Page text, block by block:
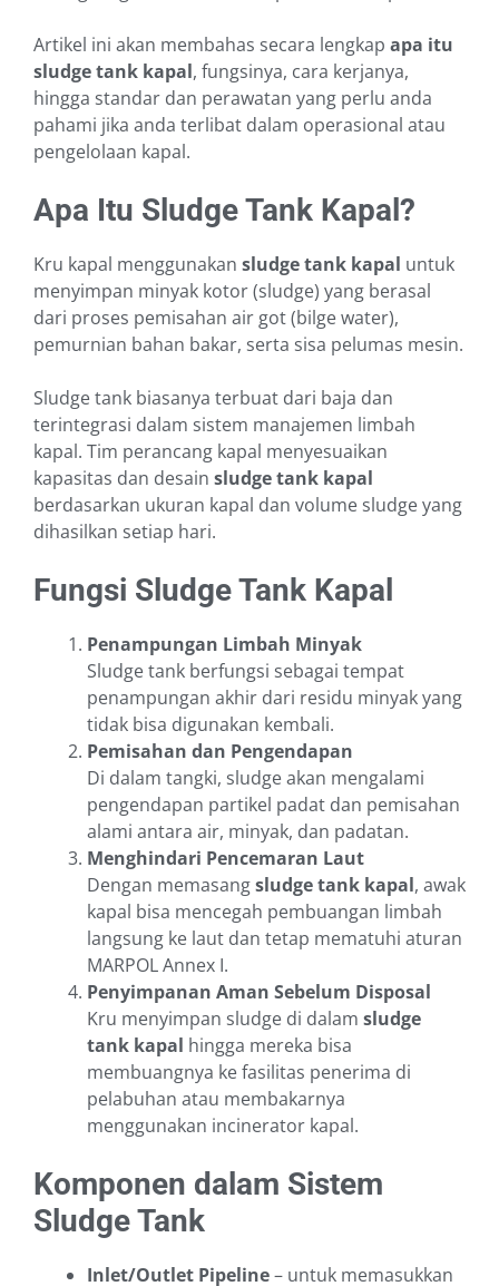
Artikel ini akan membahas secara lengkap apa itu
sludge tank kapal, fungsinya, cara kerjanya,
hingga standar dan perawatan yang perlu anda
pahami jika anda terlibat dalam operasional atau
pengelolaan kapal.
Apa Itu Sludge Tank Kapal?
Kru kapal menggunakan sludge tank kapal untuk
menyimpan minyak kotor (sludge) yang berasal
dari proses pemisahan air got (bilge water),
pemurnian bahan bakar, serta sisa pelumas mesin.
Sludge tank biasanya terbuat dari baja dan
terintegrasi dalam sistem manajemen limbah
kapal. Tim perancang kapal menyesuaikan
kapasitas dan desain sludge tank kapal
berdasarkan ukuran kapal dan volume sludge yang
dihasilkan setiap hari.
Fungsi Sludge Tank Kapal
Penampungan Limbah Minyak
Sludge tank berfungsi sebagai tempat
penampungan akhir dari residu minyak yang
tidak bisa digunakan kembali.
Pemisahan dan Pengendapan
Di dalam tangki, sludge akan mengalami
pengendapan partikel padat dan pemisahan
alami antara air, minyak, dan padatan.
Menghindari Pencemaran Laut
Dengan memasangsludge tank kapal, awak
kapal bisa mencegah pembuangan limbah
langsung ke laut dan tetap mematuhi aturan
MARPOL Annex I.
Penyimpanan Aman Sebelum Disposal
Kru menyimpan sludge di dalam sludge
tank kapal hingga mereka bisa
membuangnya ke fasilitas penerima di
pelabuhan atau membakarnya
menggunakan incinerator kapal.
Komponen dalam Sistem
Sludge Tank
Inlet/Outlet Pipeline– untuk memasukkan